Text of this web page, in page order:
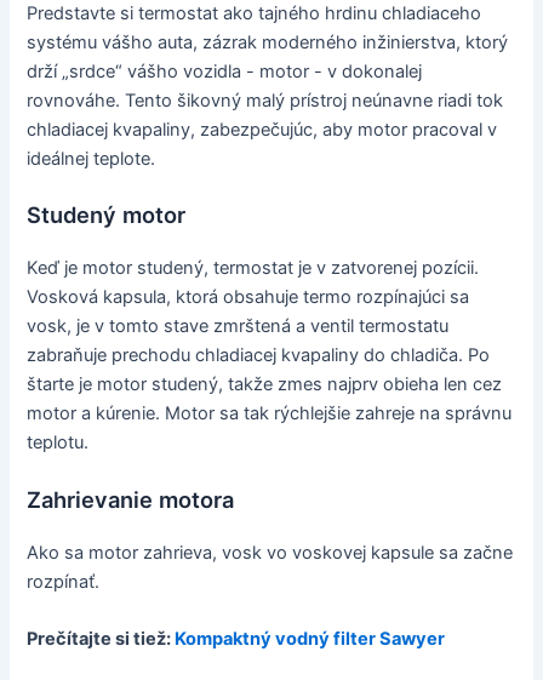
Predstavte si termostat ako tajného hrdinu chladiaceho
systému vášho auta, zázrak moderného inžinierstva, ktorý
drží „srdce“ vášho vozidla - motor - v dokonalej
rovnováhe. Tento šikovný malý prístroj neúnavne riadi tok
chladiacej kvapaliny, zabezpečujúc, aby motor pracoval v
ideálnej teplote.
Studený motor
Keď je motor studený, termostat je v zatvorenej pozícii.
Vosková kapsula, ktorá obsahuje termo rozpínajúci sa
vosk, je v tomto stave zmrštená a ventil termostatu
zabraňuje prechodu chladiacej kvapaliny do chladiča. Po
štarte je motor studený, takže zmes najprv obieha len cez
motor a kúrenie. Motor sa tak rýchlejšie zahreje na správnu
teplotu.
Zahrievanie motora
Ako sa motor zahrieva, vosk vo voskovej kapsule sa začne
rozpínať.
Prečítajte si tiež: Kompaktný vodný filter Sawyer